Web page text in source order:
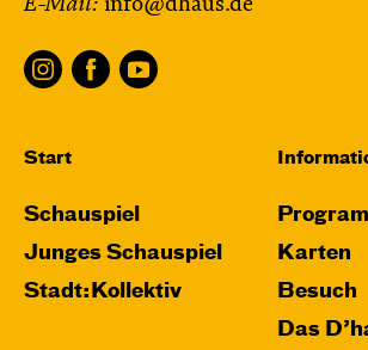
und Anne-Kathrin Behl
Choreografie: Barbara Fuchs
Central 2
Mi, 21.10. / 10:00 – 11:00
E-Mail: info@dhaus.de
Start
Schauspiel
Junges Schauspiel
Stadt:Kollektiv
Karten
Besuch
Das